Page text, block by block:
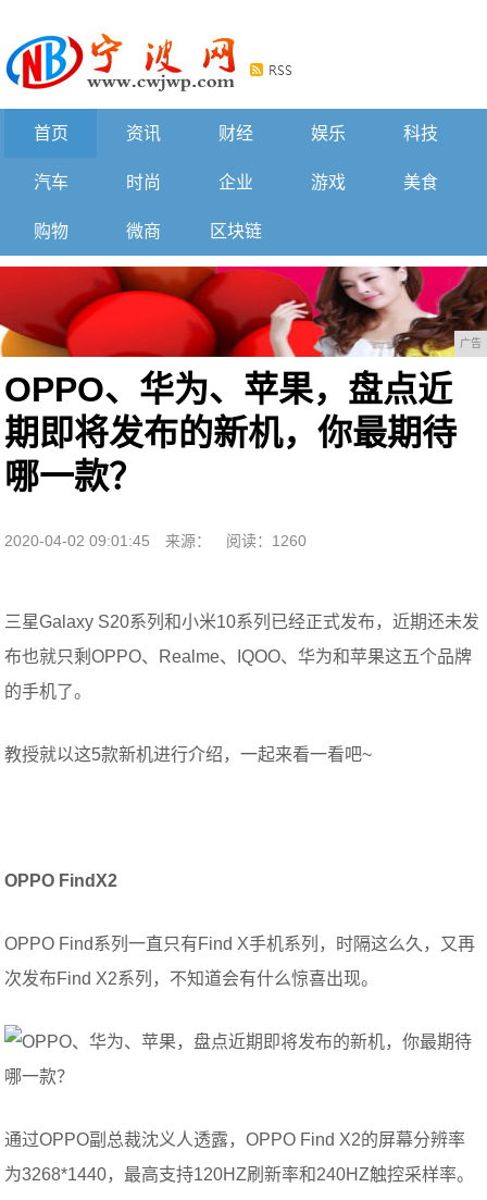
首页 资讯 财经 娱乐 科技
汽车 时尚 企业 游戏 美食
购物 微商 区块链
广告
OPPO、华为、苹果，盘点近
期即将发布的新机，你最期待
哪一款？
2020-04-02 09:01:45 来源： 阅读：1260
三星Galaxy S20系列和小米10系列已经正式发布，近期还未发
布也就只剩OPPO、Realme、IQOO、华为和苹果这五个品牌
的手机了。
教授就以这5款新机进行介绍，一起来看一看吧~
OPPO FindX2
OPPO Find系列一直只有Find X手机系列，时隔这么久，又再
次发布Find X2系列，不知道会有什么惊喜出现。
通过OPPO副总裁沈义人透露，OPPO Find X2的屏幕分辨率
为3268*1440，最高支持120HZ刷新率和240HZ触控采样率。